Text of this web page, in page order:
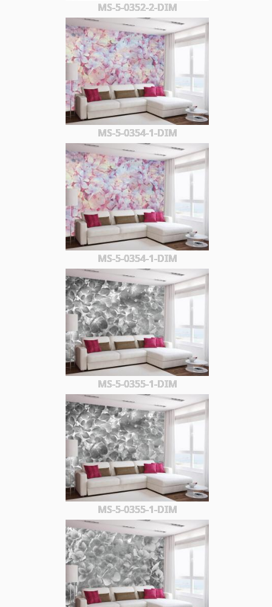
MS-5-0352-2-DIM
MS-5-0354-1-DIM
MS-5-0354-1-DIM
MS-5-0355-1-DIM
MS-5-0355-1-DIM